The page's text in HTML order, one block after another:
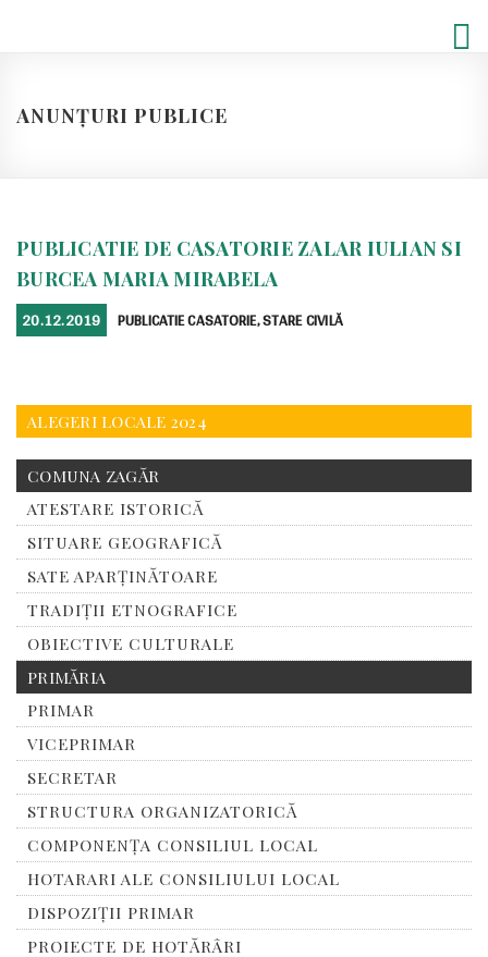
ANUNȚURI PUBLICE
PUBLICATIE DE CASATORIE ZALAR IULIAN SI
BURCEA MARIA MIRABELA
POSTED
ON
20.12.2019 CATEGORIES
PUBLICATIE CASATORIE,STARE CIVILĂ
ALEGERI LOCALE 2024
COMUNA ZAGĂR
ATESTARE ISTORICĂ
SITUARE GEOGRAFICĂ
SATE APARȚINĂTOARE
TRADIȚII ETNOGRAFICE
OBIECTIVE CULTURALE
PRIMĂRIA
PRIMAR
VICEPRIMAR
SECRETAR
STRUCTURA ORGANIZATORICĂ
COMPONENȚA CONSILIUL LOCAL
HOTARARI ALE CONSILIULUI LOCAL
DISPOZIȚII PRIMAR
PROIECTE DE HOTĂRÂRI